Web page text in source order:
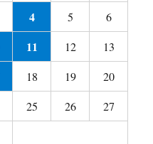
4 5 6
11 12 13
18 19 20
25 26
27